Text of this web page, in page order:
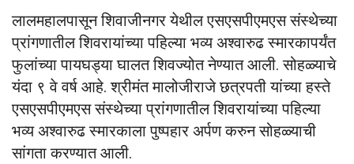
लालमहालपासून शिवाजीनगर येथील एसएसपीएमएस संस्थेच्या
प्रांगणातील शिवरायांच्या पहिल्या भव्य अश्वारुढ स्मारकापर्यंत
फुलांच्या पायघड्या घालत शिवज्योत नेण्यात आली. सोहळ्याचे
यंदा ९ वे वर्ष आहे. श्रीमंत मालोजीराजे छत्रपती यांच्या हस्ते
एसएसपीएमएस संस्थेच्या प्रांगणातील शिवरायांच्या पहिल्या
भव्य अश्वारुढ स्मारकाला पुष्पहार अर्पण करुन सोहळ्याची
सांगता करण्यात आली.